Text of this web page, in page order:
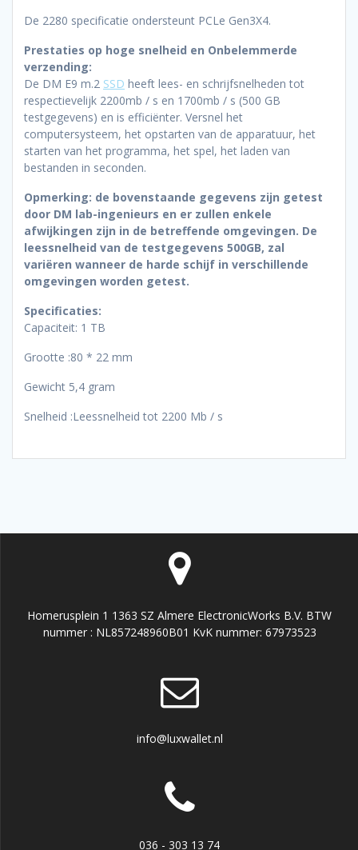
De 2280 specificatie ondersteunt PCLe Gen3X4.
Prestaties op hoge snelheid en Onbelemmerde
verzending:
De DM E9 m.2 SSD heeft lees- en schrijfsnelheden tot
respectievelijk 2200mb / s en 1700mb / s (500 GB
testgegevens) en is efficiënter. Versnel het
computersysteem, het opstarten van de apparatuur, het
starten van het programma, het spel, het laden van
bestanden in seconden.
Opmerking: de bovenstaande gegevens zijn getest
door DM lab-ingenieurs en er zullen enkele
afwijkingen zijn in de betreffende omgevingen. De
leessnelheid van de testgegevens 500GB, zal
variëren wanneer de harde schijf in verschillende
omgevingen worden getest.
Specificaties:
Capaciteit: 1 TB
Grootte :80 * 22 mm
Gewicht 5,4 gram
Snelheid :Leessnelheid tot 2200 Mb / s
Homerusplein 1 1363 SZ Almere ElectronicWorks B.V. BTW
nummer : NL857248960B01 KvK nummer: 67973523
info@luxwallet.nl
036 - 303 13 74